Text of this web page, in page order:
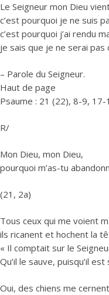
Le Seigneur mon Dieu
c’est pourquoi je ne suis
c’est pourquoi j’ai rendu
je sais que je ne serai pas
– Parole du Seigneur.
Haut de page
Psaume : 21 (22), 8-9,
R/
Mon Dieu, mon Dieu,
pourquoi m’as-tu
(21, 2a)
Tous ceux qui me voient
ils ricanent et hochent la
« Il comptait sur le
Qu’il le sauve, puisqu’il est
Oui, des chiens me